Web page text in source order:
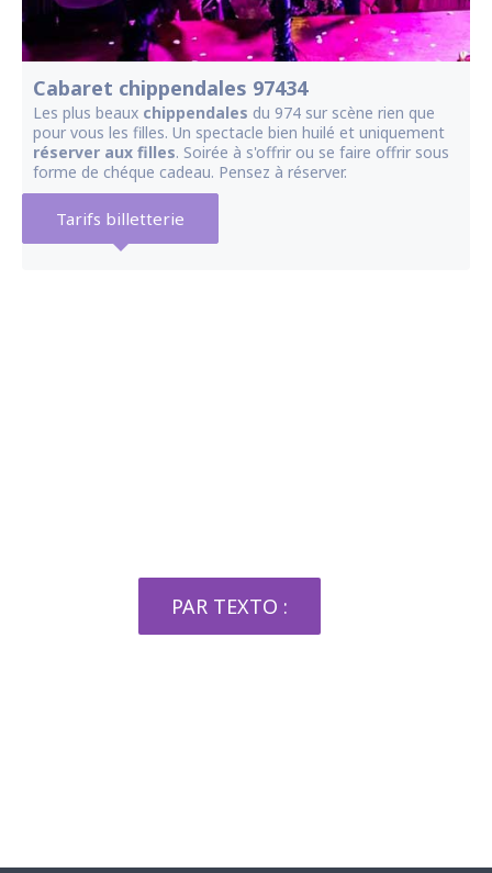
Cabaret chippendales 97434
Les plus beaux chippendales du 974 sur scène rien que
pour vous les filles. Un spectacle bien huilé et uniquement
réserver aux filles. Soirée à s'offrir ou se faire offrir sous
forme de chéque cadeau. Pensez à réserver.
Tarifs billetterie
PAR TEXTO :